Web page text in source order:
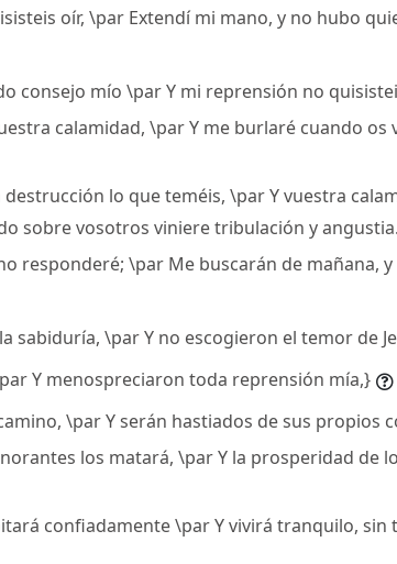
oír, \par Extendí mi mano, y no hubo
consejo mío \par Y mi reprensión no
calamidad, \par Y me burlaré cuando os
lo que teméis, \par Y vuestra
sobre vosotros viniere tribulación y
responderé; \par Me buscarán de mañana,
sabiduría, \par Y no escogieron el temor de
Y menospreciaron toda reprensión mía,}
\par Y serán hastiados de sus propios
los matará, \par Y la prosperidad de
confiadamente \par Y vivirá tranquilo, sin